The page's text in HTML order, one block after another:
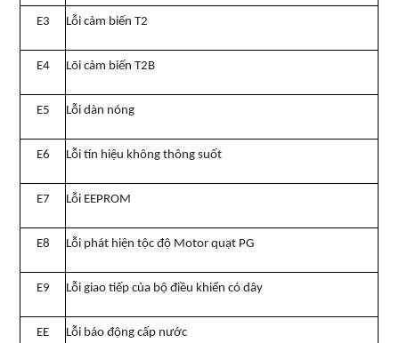
E3 Lỗi cảm biến T2
E4 Lõi cảm biến T2B
E5 Lỗi dàn nóng
E6 Lỗi tín hiệu không thông suốt
E7 Lỗi EEPROM
E8 Lỗi phát hiện tộc độ Motor quạt PG
E9 Lỗi giao tiếp của bộ điều khiển có dây
EE Lỗi báo động cấp nước